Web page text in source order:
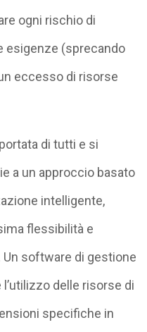
ogni rischio di
esigenze (sprecando
eccesso di risorse
di tutti e si
a un approccio basato
intelligente,
flessibilità e
software di gestione
delle risorse di
specifiche in